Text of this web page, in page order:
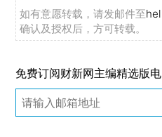
如有意愿转载，请发邮件至
确认及授权后，方可转载。
免费订阅财新网主编精选版